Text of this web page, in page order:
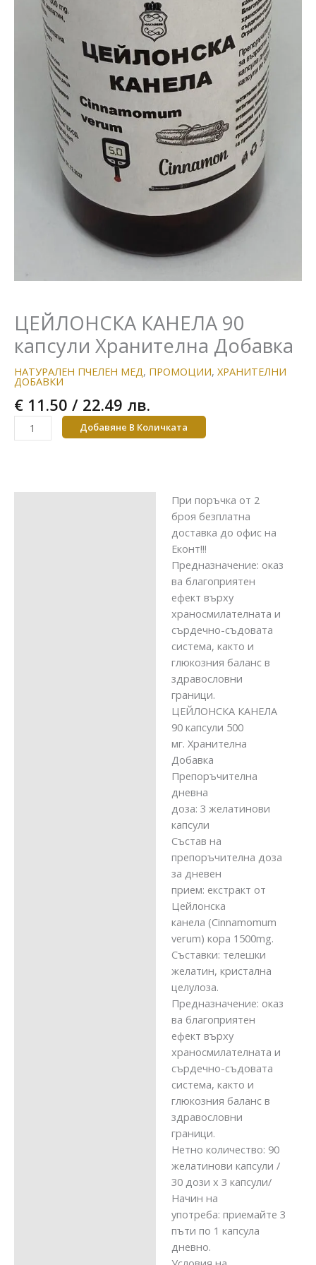
ЦЕЙЛОНСКА КАНЕЛА 90
капсули Хранителна Добавка
НАТУРАЛЕН ПЧЕЛЕН МЕД, ПРОМОЦИИ, ХРАНИТЕЛНИ
ДОБАВКИ
€ 11.50 / 22.49 лв.
Добавяне В Количката
При поръчка от 2
броя безплатна
доставка до офис на
Еконт!!!
Предназначение: оказ
ва благоприятен
ефект върху
храносмилателната и
сърдечно-съдовата
система, както и
глюкозния баланс в
здравословни
граници.
ЦЕЙЛОНСКА КАНЕЛА
90 капсули 500
мг. Хранителна
Добавка
Препоръчителна
дневна
доза: 3 желатинови
капсули
Състав на
препоръчителна доза
за дневен
прием: екстракт от
Цейлонска
канела (Cinnamomum
verum) кора 1500mg.
Cъставки: телешки
желатин, кристална
целулоза.
Предназначение: оказ
ва благоприятен
ефект върху
храносмилателната и
сърдечно-съдовата
система, както и
глюкозния баланс в
здравословни
граници.
Нетно количество: 90
желатинови капсули /
30 дози х 3 капсули/
Начин на
употреба: приемайте 3
пъти по 1 капсула
дневно.